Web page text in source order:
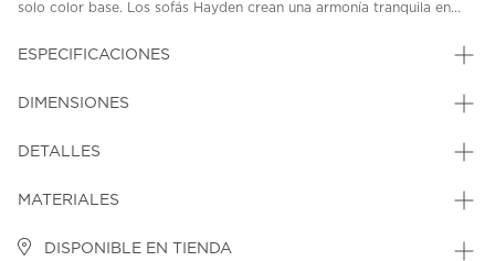
solo color base. Los sofás Hayden crean una armonía tranquila en...
ESPECIFICACIONES
DIMENSIONES
DETALLES
MATERIALES
DISPONIBLE EN TIENDA